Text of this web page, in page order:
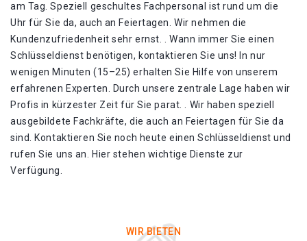
am Tag. Speziell geschultes Fachpersonal ist rund um die
Uhr für Sie da, auch an Feiertagen. Wir nehmen die
Kundenzufriedenheit sehr ernst. . Wann immer Sie einen
Schlüsseldienst benötigen, kontaktieren Sie uns! In nur
wenigen Minuten (15–25) erhalten Sie Hilfe von unserem
erfahrenen Experten. Durch unsere zentrale Lage haben wir
Profis in kürzester Zeit für Sie parat. . Wir haben speziell
ausgebildete Fachkräfte, die auch an Feiertagen für Sie da
sind. Kontaktieren Sie noch heute einen Schlüsseldienst und
rufen Sie uns an. Hier stehen wichtige Dienste zur
Verfügung.
WIR BIETEN